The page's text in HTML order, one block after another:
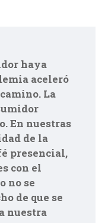
haya
aceleró
La
En nuestras
de la
presencial,
con el
no se
de que se
nuestra